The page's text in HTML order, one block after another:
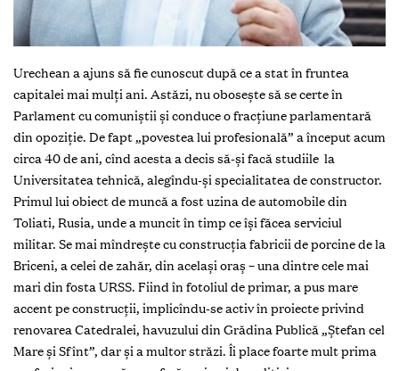
Urechean a ajuns să fie cunoscut după ce a stat în fruntea
capitalei mai mulţi ani. Astăzi, nu oboseşte să se certe în
Parlament cu comuniştii şi conduce o fracţiune parlamentară
din opoziţie. De fapt „povestea lui profesională” a început acum
circa 40 de ani, cînd acesta a decis să-şi facă studiile la
Universitatea tehnică, alegîndu-şi specialitatea de constructor.
Primul lui obiect de muncă a fost uzina de automobile din
Toliati, Rusia, unde a muncit în timp ce îşi făcea serviciul
militar. Se mai mîndreşte cu construcţia fabricii de porcine de la
Briceni, a celei de zahăr, din acelaşi oraş – una dintre cele mai
mari din fosta URSS. Fiind în fotoliul de primar, a pus mare
accent pe construcţii, implicîndu-se activ în proiecte privind
renovarea Catedralei, havuzului din Grădina Publică „Ştefan cel
Mare şi Sfînt”, dar şi a multor străzi. Îi place foarte mult prima